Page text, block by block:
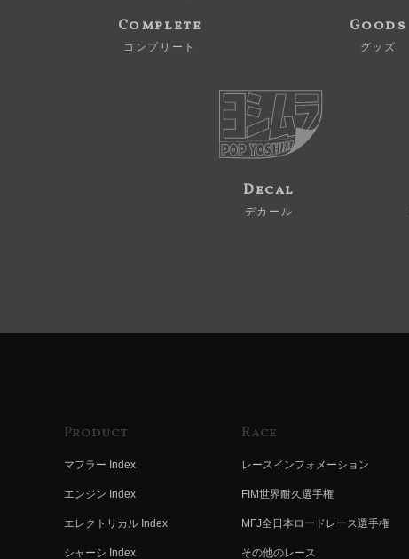
Complete
コンプリート
Goods
グッズ
Decal
デカール
Product
マフラー Index
エンジン Index
エレクトリカル Index
シャーシ Index
Race
レースインフォメーション
FIM世界耐久選手権
MFJ全日本ロードレース選手権
その他のレース